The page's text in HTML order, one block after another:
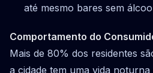
até mesmo bares sem
Comportamento do
Mais de 80% dos residentes
a cidade tem uma vida